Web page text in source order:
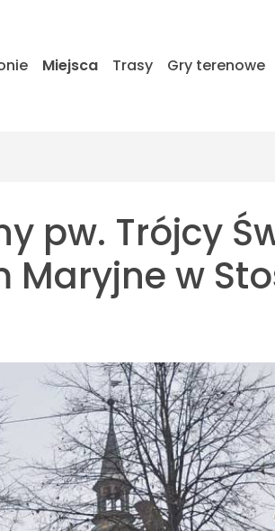
Miejsca Trasy Gry terenowe
pw. Trójcy
Maryjne w